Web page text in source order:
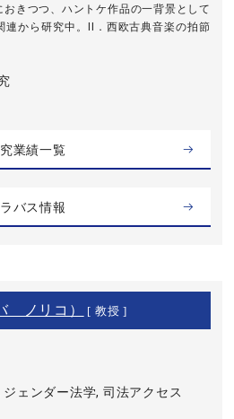
きつつ、ハントケ作品の一背景として
連から研究中。II．西欧古典音楽の拍節
業績一覧
バス情報
ノリコ） [ 教授 ]
ジェンダー法学, 司法アクセス